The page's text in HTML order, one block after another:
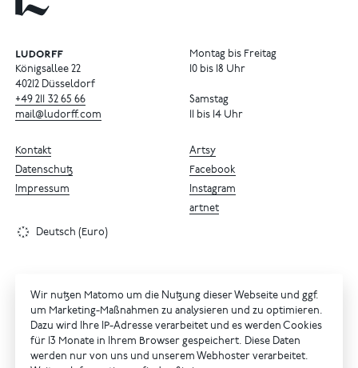
Königsallee 22
40212 Düsseldorf
+49 211 32 65 66
mail@ludorff.com
Montag bis Freitag
10 bis 18 Uhr
Samstag
11 bis 14 Uhr
Artsy
Facebook
Instagram
artnet
Kontakt
Datenschutz
Impressum
Deutsch (Euro)
Wir nutzen Matomo um die Nutzung dieser Webseite und ggf.
um Marketing-Maßnahmen zu analysieren und zu optimieren.
Dazu wird Ihre IP-Adresse verarbeitet und es werden Cookies
für 13 Monate in Ihrem Browser gespeichert. Diese Daten
werden nur von uns und unserem Webhoster verarbeitet.